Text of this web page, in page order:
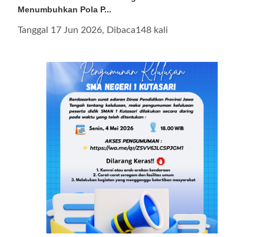
Menumbuhkan Pola P...
Tanggal 17 Jun 2026, Dibaca148 kali